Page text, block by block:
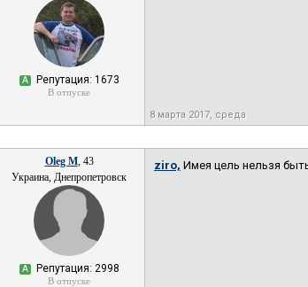
А Репутация: 1673
В отпуске
8 марта 2017, среда
Oleg M, 43
Украина, Днепропетровск
А Репутация: 2998
В отпуске
ziro, Имея цель нельзя